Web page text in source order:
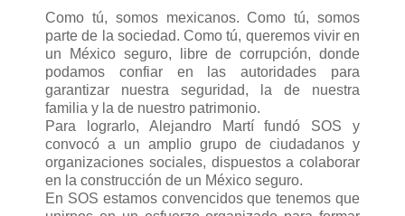
Como tú, somos mexicanos. Como tú, somos
parte de la sociedad. Como tú, queremos vivir en
un México seguro, libre de corrupción, donde
podamos confiar en las autoridades para
garantizar nuestra seguridad, la de nuestra
familia y la de nuestro patrimonio.
Para lograrlo, Alejandro Martí fundó SOS y
convocó a un amplio grupo de ciudadanos y
organizaciones sociales, dispuestos a colaborar
en la construcción de un México seguro.
En SOS estamos convencidos que tenemos que